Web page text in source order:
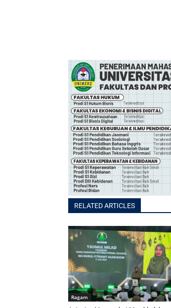
RELATED ARTICLES
Ragam